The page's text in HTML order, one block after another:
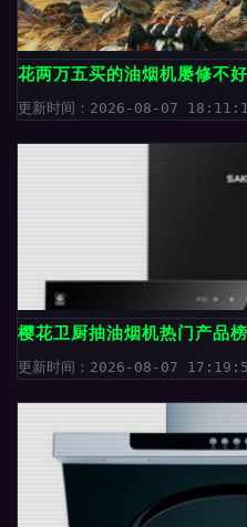
花两万五买的油烟机屡修不
更新时间：2026-08-07
樱花卫厨抽油烟机热门产品
更新时间：2026-08-07